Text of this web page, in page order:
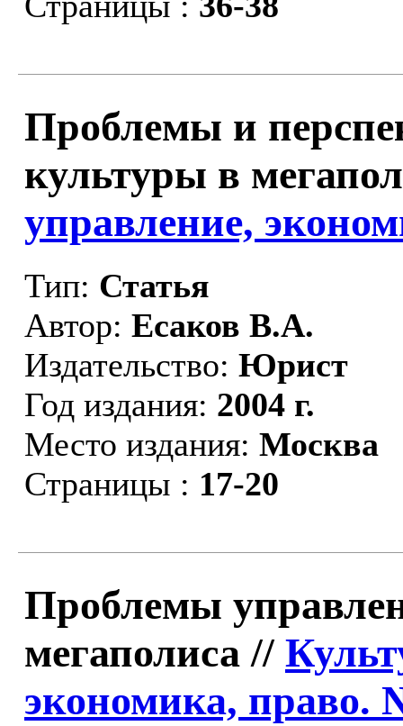
Проблемы и
культуры в
управление,
Тип: Статья
Автор: Есаков В.А.
Издательство: Юрист
Год издания: 2004 г.
Место издания: Москва
Страницы : 17-20
Проблемы
мегаполиса //
экономика, право.